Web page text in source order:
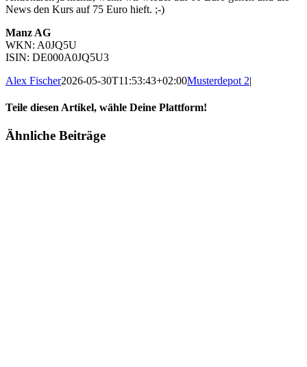
News den Kurs auf 75 Euro hieft. ;-)
Manz AG
WKN: A0JQ5U
ISIN: DE000A0JQ5U3
Alex Fischer2026-05-30T11:53:43+02:00Musterdepot 2|
Teile diesen Artikel, wähle Deine Plattform!
Facebook
Twitter
Reddit
LinkedIn
Tumblr
Pinterest
Vk
E-
Ähnliche Beiträge